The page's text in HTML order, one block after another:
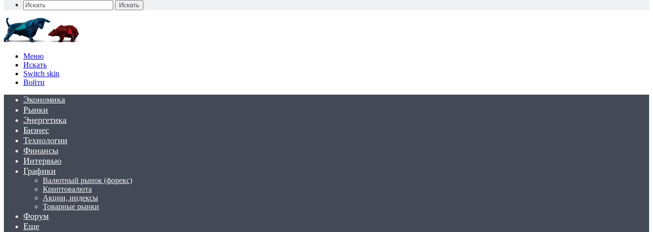
Искать
Меню
Искать
Switch skin
Войти
Экономика
Рынки
Энергетика
Бизнес
Технологии
Финансы
Интервью
Графики
Валютный рынок (форекс)
Криптовалюта
Акции, индексы
Товарные рынки
Форум
Еще